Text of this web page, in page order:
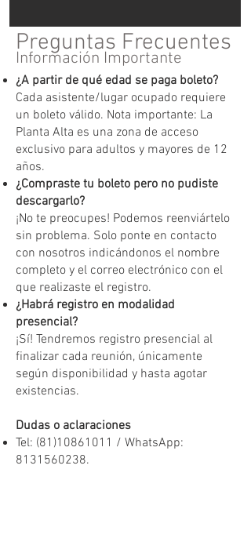
Preguntas Frecuentes
Información Importante
¿A partir de qué edad se paga boleto?
Cada asistente/lugar ocupado requiere
un boleto válido. Nota importante: La
Planta Alta es una zona de acceso
exclusivo para adultos y mayores de 12
años.
¿Compraste tu boleto pero no pudiste
descargarlo?
¡No te preocupes! Podemos reenviártelo
sin problema. Solo ponte en contacto
con nosotros indicándonos el nombre
completo y el correo electrónico con el
que realizaste el registro.
¿Habrá registro en modalidad
presencial?
¡Sí! Tendremos registro presencial al
finalizar cada reunión, únicamente
según disponibilidad y hasta agotar
existencias.
Dudas o aclaraciones
Tel: (81)10861011 / WhatsApp:
8131560238.